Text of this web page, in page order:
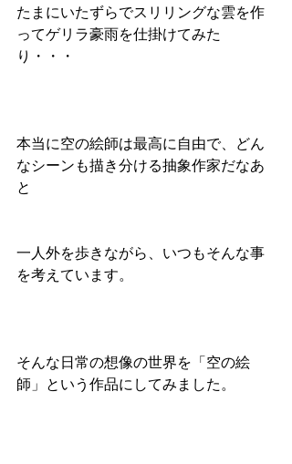
たまにいたずらでスリリングな雲を作
ってゲリラ豪雨を仕掛けてみた
り・・・
本当に空の絵師は最高に自由で、どん
なシーンも描き分ける抽象作家だなあ
と
一人外を歩きながら、いつもそんな事
を考えています。
そんな日常の想像の世界を「空の絵
師」という作品にしてみました。